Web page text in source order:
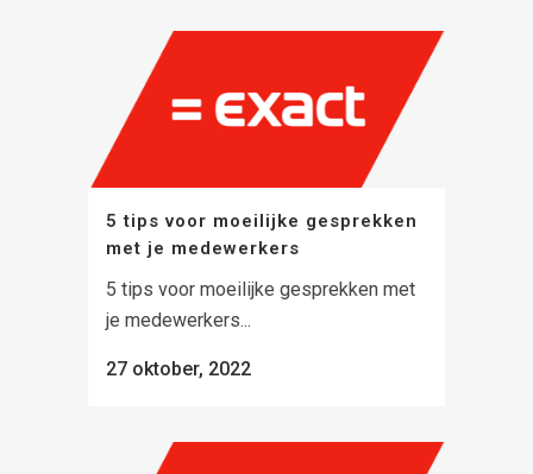
5 tips voor moeilijke gesprekken
met je medewerkers
5 tips voor moeilijke gesprekken met
je medewerkers...
27 oktober, 2022